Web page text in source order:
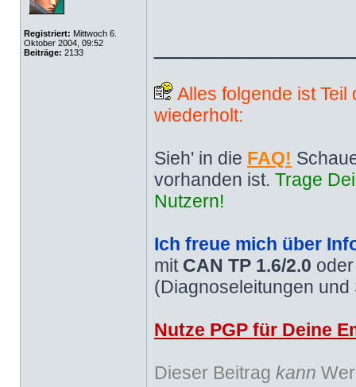
Registriert: Mittwoch 6.
Oktober 2004, 09:52
Beiträge: 2133
Alles folgende ist
wiederholt:
Sieh' in die FAQ!
vorhanden ist. Trage
Nutzern!
Ich freue mich über
mit CAN TP 1.6/2.0
(Diagnoseleitungen
Nutze PGP für Deine
Dieser Beitrag kann